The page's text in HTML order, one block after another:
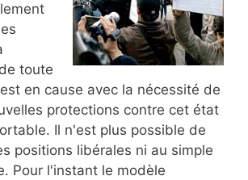
toute
en cause avec la nécessité de
protections contre cet état
Il n'est plus possible de
positions libérales ni au simple
Pour l'instant le modèle